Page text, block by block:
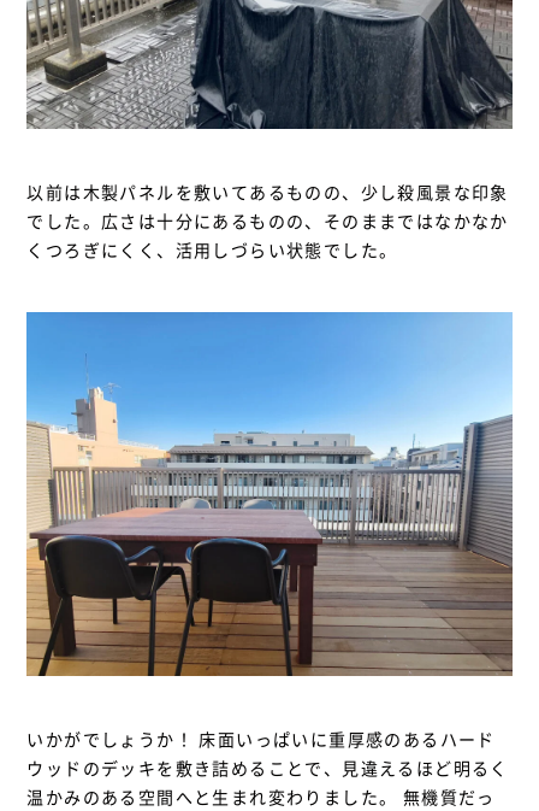
以前は木製パネルを敷いてあるものの、少し殺風景な印象
でした。広さは十分にあるものの、そのままではなかなか
くつろぎにくく、活用しづらい状態でした。
いかがでしょうか！ 床面いっぱいに重厚感のあるハード
ウッドのデッキを敷き詰めることで、見違えるほど明るく
温かみのある空間へと生まれ変わりました。 無機質だっ